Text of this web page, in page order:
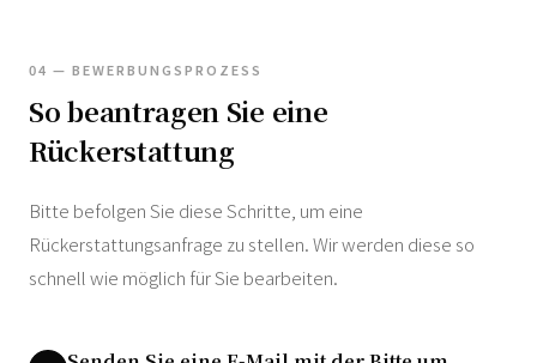
04 — BEWERBUNGSPROZESS
So beantragen Sie eine
Rückerstattung
Bitte befolgen Sie diese Schritte, um eine
Rückerstattungsanfrage zu stellen. Wir werden diese so
schnell wie möglich für Sie bearbeiten.